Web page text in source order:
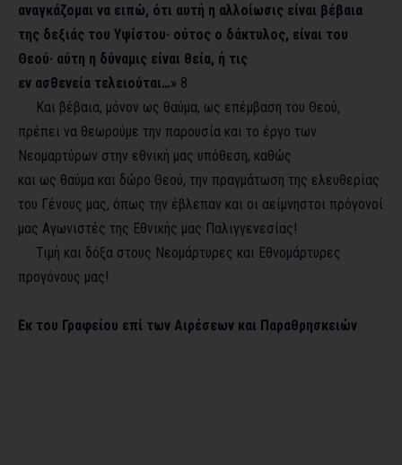
αναγκάζομαι να ειπώ, ότι αυτή η αλλοίωσις είναι βέβαια
της δεξιάς του Υψίστου· ούτος ο δάκτυλος, είναι του
Θεού· αύτη η δύναμις είναι θεία, ή τις
εν ασθενεία τελειούται…» 8.
Και βέβαια, μόνον ως θαύμα, ως επέμβαση του Θεού,
πρέπει να θεωρούμε την παρουσία και το έργο των
Νεομαρτύρων στην εθνική μας υπόθεση, καθώς
και ως θαύμα και δώρο Θεού, την πραγμάτωση της ελευθερίας
του Γένους μας, όπως την έβλεπαν και οι αείμνηστοι πρόγονοί
μας Αγωνιστές της Εθνικής μας Παλιγγενεσίας!
Τιμή και δόξα στους Νεομάρτυρες και Εθνομάρτυρες
προγόνους μας!
Εκ του Γραφείου επί των Αιρέσεων και Παραθρησκειών